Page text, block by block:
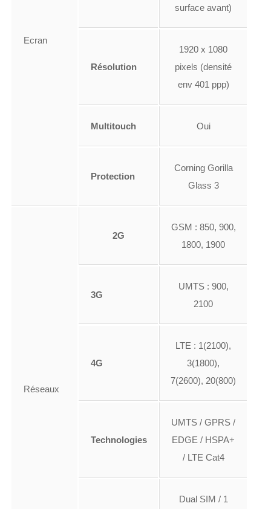
Ecran
surface avant)
Résolution
1920 x 1080
pixels (densité
env 401 ppp)
Multitouch Oui
Protection
Corning Gorilla
Glass 3
Réseaux
2G
GSM : 850, 900,
1800, 1900
3G
UMTS : 900,
2100
4G
LTE : 1(2100),
3(1800),
7(2600), 20(800)
Technologies
UMTS / GPRS /
EDGE / HSPA+
/ LTE Cat4
Dual SIM / 1